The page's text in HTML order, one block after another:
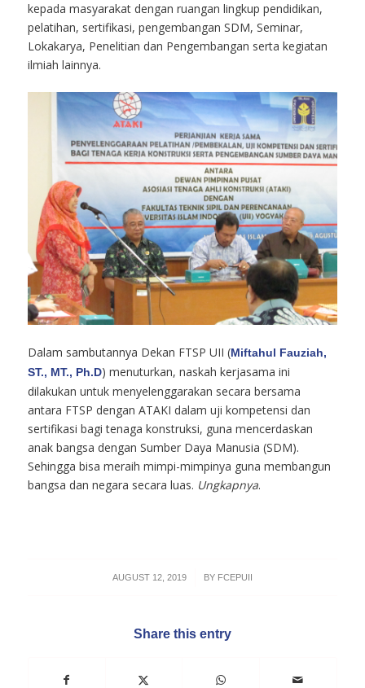
kepada masyarakat dengan ruangan lingkup pendidikan,
pelatihan, sertifikasi, pengembangan SDM, Seminar,
Lokakarya, Penelitian dan Pengembangan serta kegiatan
ilmiah lainnya.
Dalam sambutannya Dekan FTSP UII (Miftahul Fauziah,
ST., MT., Ph.D) menuturkan, naskah kerjasama ini
dilakukan untuk menyelenggarakan secara bersama
antara FTSP dengan ATAKI dalam uji kompetensi dan
sertifikasi bagi tenaga konstruksi, guna mencerdaskan
anak bangsa dengan Sumber Daya Manusia (SDM).
Sehingga bisa meraih mimpi-mimpinya guna membangun
bangsa dan negara secara luas. Ungkapnya.
AUGUST 12, 2019
/ BY FCEPUII
Share this entry